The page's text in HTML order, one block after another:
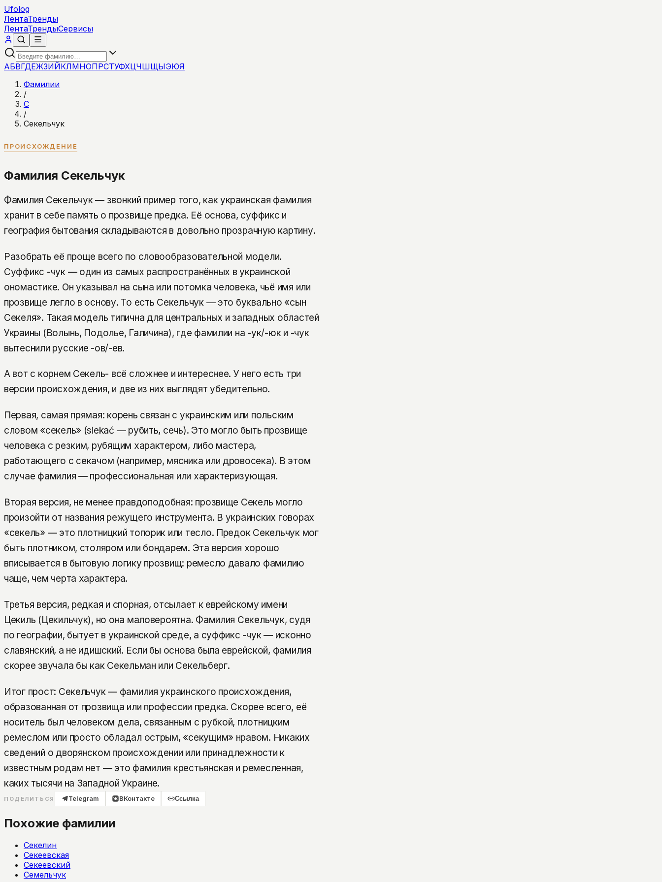
Ufolog
ЛентаТренды
ЛентаТрендыСервисы
АБВГДЕЖЗИЙКЛМНОПРСТУФХЦЧШЩЫЭЮЯ
Фамилии
/
С
/
Секельчук
ПРОИСХОЖДЕНИЕ
Фамилия Секельчук
Фамилия Секельчук — звонкий пример того, как украинская фамилия
хранит в себе память о прозвище предка. Её основа, суффикс и
география бытования складываются в довольно прозрачную картину.
Разобрать её проще всего по словообразовательной модели.
Суффикс -чук — один из самых распространённых в украинской
ономастике. Он указывал на сына или потомка человека, чьё имя или
прозвище легло в основу. То есть Секельчук — это буквально «сын
Секеля». Такая модель типична для центральных и западных областей
Украины (Волынь, Подолье, Галичина), где фамилии на -ук/-юк и -чук
вытеснили русские -ов/-ев.
А вот с корнем Секель- всё сложнее и интереснее. У него есть три
версии происхождения, и две из них выглядят убедительно.
Первая, самая прямая: корень связан с украинским или польским
словом «секель» (siekać — рубить, сечь). Это могло быть прозвище
человека с резким, рубящим характером, либо мастера,
работающего с секачом (например, мясника или дровосека). В этом
случае фамилия — профессиональная или характеризующая.
Вторая версия, не менее правдоподобная: прозвище Секель могло
произойти от названия режущего инструмента. В украинских говорах
«секель» — это плотницкий топорик или тесло. Предок Секельчук мог
быть плотником, столяром или бондарем. Эта версия хорошо
вписывается в бытовую логику прозвищ: ремесло давало фамилию
чаще, чем черта характера.
Третья версия, редкая и спорная, отсылает к еврейскому имени
Цекиль (Цекильчук), но она маловероятна. Фамилия Секельчук, судя
по географии, бытует в украинской среде, а суффикс -чук — исконно
славянский, а не идишский. Если бы основа была еврейской, фамилия
скорее звучала бы как Секельман или Секельберг.
Итог прост: Секельчук — фамилия украинского происхождения,
образованная от прозвища или профессии предка. Скорее всего, её
носитель был человеком дела, связанным с рубкой, плотницким
ремеслом или просто обладал острым, «секущим» нравом. Никаких
сведений о дворянском происхождении или принадлежности к
известным родам нет — это фамилия крестьянская и ремесленная,
каких тысячи на Западной Украине.
ПОДЕЛИТЬСЯ Telegram ВКонтакте Ссылка
Похожие фамилии
Секелин
Секеевская
Секеевский
Семельчук